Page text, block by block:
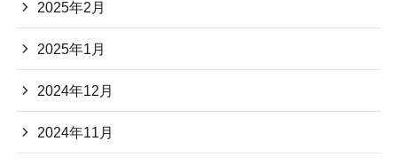
2025年2月
2025年1月
2024年12月
2024年11月